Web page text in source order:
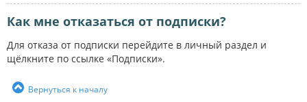
Как мне отказаться от подписки?
Для отказа от подписки перейдите в личный раздел и
щёлкните по ссылке «Подписки».
Вернуться к началу